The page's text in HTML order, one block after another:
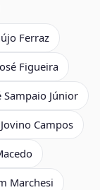
Ferraz
Figueira
Sampaio Júnior
Campos
Marchesi